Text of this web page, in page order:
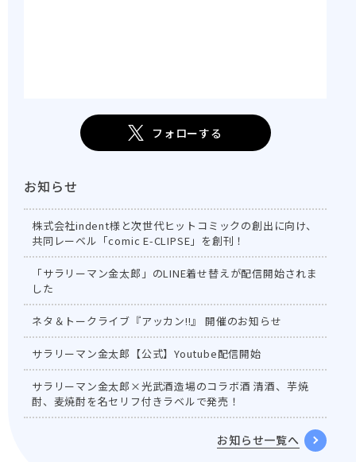
フォローする
お知らせ
株式会社indent様と次世代ヒットコミックの創出に向け、
共同レーベル「comic E-CLIPSE」を創刊！
「サラリーマン金太郎」のLINE着せ替えが配信開始されま
した
ネタ＆トークライブ『アッカン!!』 開催のお知らせ
サラリーマン金太郎【公式】Youtube配信開始
サラリーマン金太郎×光武酒造場のコラボ酒 清酒、芋焼
酎、麦焼酎を名セリフ付きラベルで発売！
お知らせ一覧へ